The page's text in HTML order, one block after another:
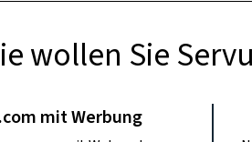
im Topf
wollen Sie
mit Werbung